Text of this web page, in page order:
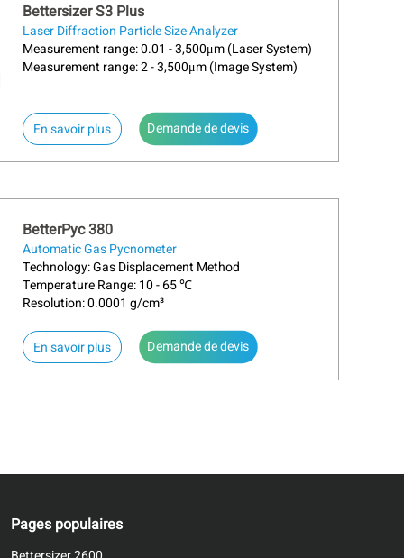
ou le taux de migration des
Bettersizer S3 Plus
Laser Diffraction Particle Size Analyzer
Measurement range: 0.01 - 3,500μm (Laser System)
Measurement range: 2 - 3,500μm (Image System)
En savoir plusabout Bettersizer S3 Plus
Demande de devis
BetterPyc 380
Automatic Gas Pycnometer
Technology: Gas Displacement Method
Temperature Range: 10 - 65 ℃
Resolution: 0.0001 g/cm³
En savoir plusabout BetterPyc 380
Demande de devis
Pages populaires